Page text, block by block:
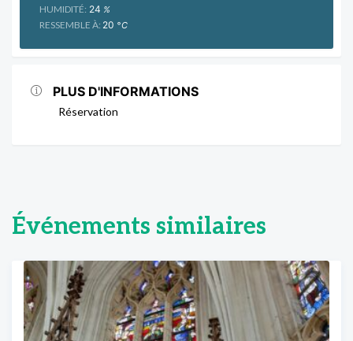
HUMIDITÉ: 24 %
RESSEMBLE À: 20 °C
PLUS D'INFORMATIONS
Réservation
Événements similaires